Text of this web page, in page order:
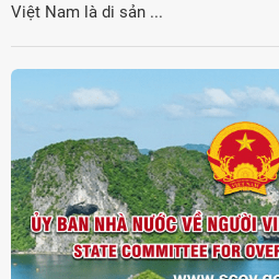
Việt Nam là di sản ...